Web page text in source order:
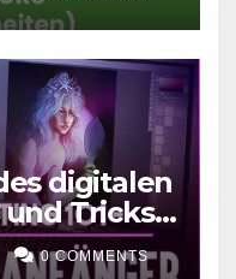
digitalen
Tricks
0 COMMENTS